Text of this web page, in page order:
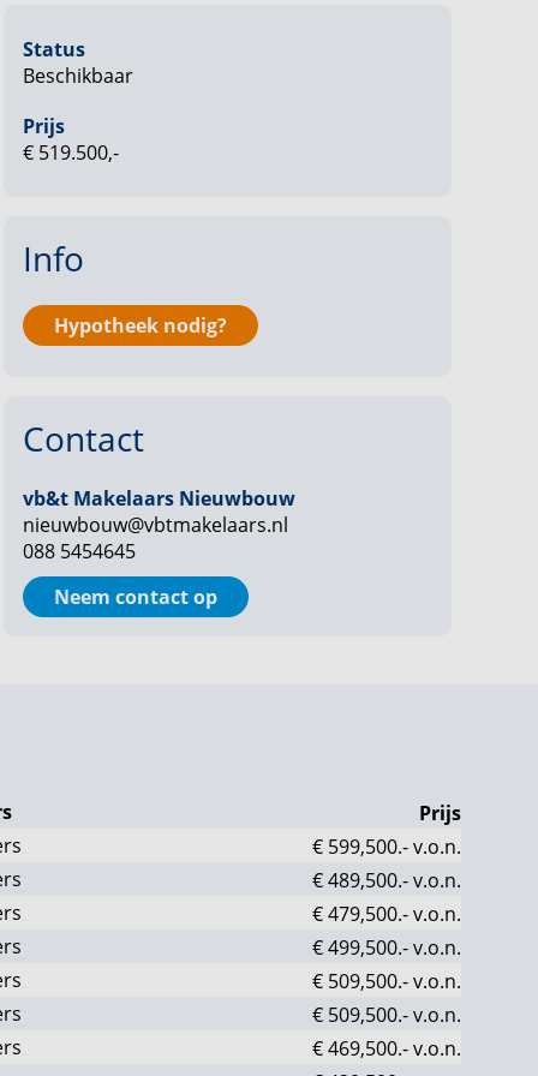
Status
Beschikbaar
Prijs
€ 519.500,-
Info
Hypotheek nodig?
Contact
vb&t Makelaars Nieuwbouw
nieuwbouw@vbtmakelaars.nl
088 5454645
Neem contact op
Prijs
€ 599,500.-v.o.n.
€ 489,500.-v.o.n.
€ 479,500.-v.o.n.
€ 499,500.-v.o.n.
€ 509,500.-v.o.n.
€ 509,500.-v.o.n.
€ 469,500.-v.o.n.